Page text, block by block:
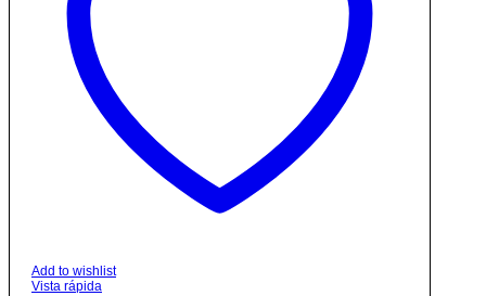
Add to wishlist
Vista rápida